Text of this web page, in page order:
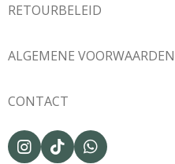
RETOURBELEID
ALGEMENE VOORWAARDEN
CONTACT
I
T
W